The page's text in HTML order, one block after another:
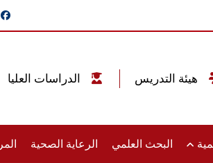
البحث العلمي الرعاية الصحية